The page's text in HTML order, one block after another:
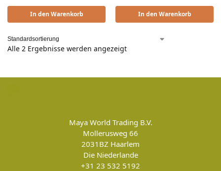
In den Warenkorb In den Warenkorb
Alle 2 Ergebnisse werden angezeigt
Maya World Trading B.V.
Mollerusweg 66
2031BZ Haarlem
Die Niederlande
+31 23 532 5192